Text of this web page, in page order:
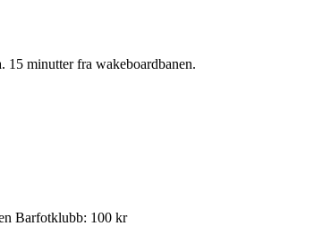
15 minutter fra wakeboardbanen.
Barfotklubb: 100 kr